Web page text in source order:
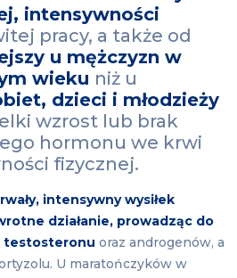
intensywności
pracy, a także od
u mężczyzn w
wieku niż u
dzieci i młodzieży
wzrost lub brak
hormonu we krwi
fizycznej.
intensywny wysiłek
działanie, prowadząc do
testosteronu oraz androgenów, a
U maratończyków w